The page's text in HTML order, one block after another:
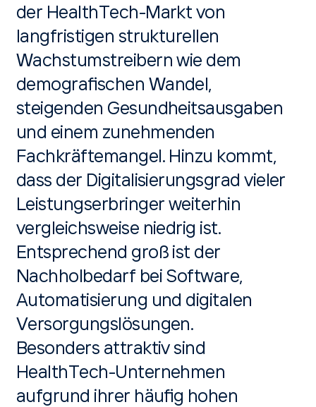
der HealthTech-Markt von
langfristigen strukturellen
Wachstumstreibern wie dem
demografischen Wandel,
steigenden Gesundheitsausgaben
und einem zunehmenden
Fachkräftemangel. Hinzu kommt,
dass der Digitalisierungsgrad vieler
Leistungserbringer weiterhin
vergleichsweise niedrig ist.
Entsprechend groß ist der
Nachholbedarf bei Software,
Automatisierung und digitalen
Versorgungslösungen.
Besonders attraktiv sind
HealthTech-Unternehmen
aufgrund ihrer häufig hohen